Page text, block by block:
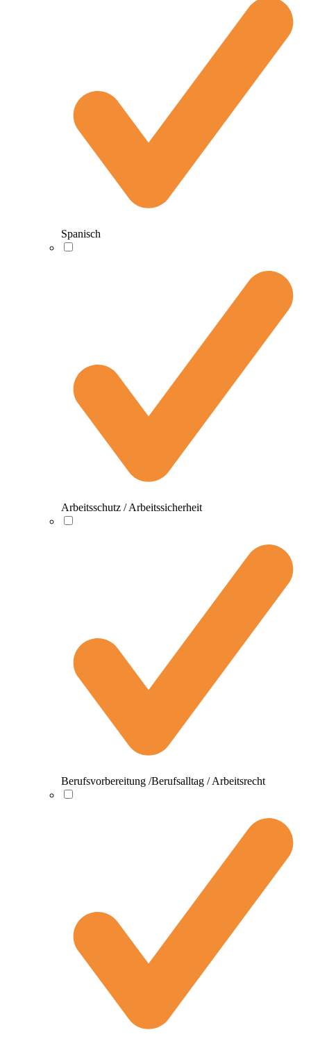
Spanisch
Arbeitsschutz / Arbeitssicherheit
Berufsvorbereitung /Berufsalltag / Arbeitsrecht